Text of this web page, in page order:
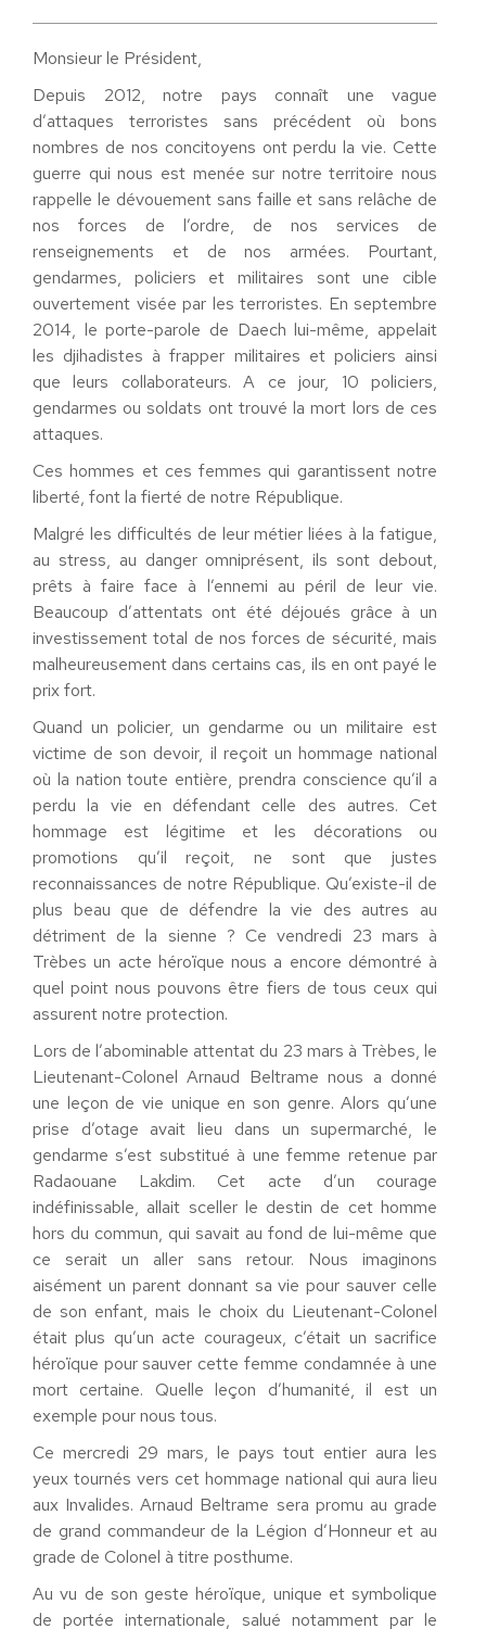
Monsieur le Président,
Depuis 2012, notre pays connaît une vague
d’attaques terroristes sans précédent où bons
nombres de nos concitoyens ont perdu la vie. Cette
guerre qui nous est menée sur notre territoire nous
rappelle le dévouement sans faille et sans relâche de
nos forces de l’ordre, de nos services de
renseignements et de nos armées. Pourtant,
gendarmes, policiers et militaires sont une cible
ouvertement visée par les terroristes. En septembre
2014, le porte-parole de Daech lui-même, appelait
les djihadistes à frapper militaires et policiers ainsi
que leurs collaborateurs. A ce jour, 10 policiers,
gendarmes ou soldats ont trouvé la mort lors de ces
attaques.
Ces hommes et ces femmes qui garantissent notre
liberté, font la fierté de notre République.
Malgré les difficultés de leur métier liées à la fatigue,
au stress, au danger omniprésent, ils sont debout,
prêts à faire face à l’ennemi au péril de leur vie.
Beaucoup d’attentats ont été déjoués grâce à un
investissement total de nos forces de sécurité, mais
malheureusement dans certains cas, ils en ont payé le
prix fort.
Quand un policier, un gendarme ou un militaire est
victime de son devoir, il reçoit un hommage national
où la nation toute entière, prendra conscience qu’il a
perdu la vie en défendant celle des autres. Cet
hommage est légitime et les décorations ou
promotions qu’il reçoit, ne sont que justes
reconnaissances de notre République. Qu’existe-il de
plus beau que de défendre la vie des autres au
détriment de la sienne ? Ce vendredi 23 mars à
Trèbes un acte héroïque nous a encore démontré à
quel point nous pouvons être fiers de tous ceux qui
assurent notre protection.
Lors de l’abominable attentat du 23 mars à Trèbes, le
Lieutenant-Colonel Arnaud Beltrame nous a donné
une leçon de vie unique en son genre. Alors qu’une
prise d’otage avait lieu dans un supermarché, le
gendarme s’est substitué à une femme retenue par
Radaouane Lakdim. Cet acte d’un courage
indéfinissable, allait sceller le destin de cet homme
hors du commun, qui savait au fond de lui-même que
ce serait un aller sans retour. Nous imaginons
aisément un parent donnant sa vie pour sauver celle
de son enfant, mais le choix du Lieutenant-Colonel
était plus qu’un acte courageux, c’était un sacrifice
héroïque pour sauver cette femme condamnée à une
mort certaine. Quelle leçon d’humanité, il est un
exemple pour nous tous.
Ce mercredi 29 mars, le pays tout entier aura les
yeux tournés vers cet hommage national qui aura lieu
aux Invalides. Arnaud Beltrame sera promu au grade
de grand commandeur de la Légion d’Honneur et au
grade de Colonel à titre posthume.
Au vu de son geste héroïque, unique et symbolique
de portée internationale, salué notamment par le